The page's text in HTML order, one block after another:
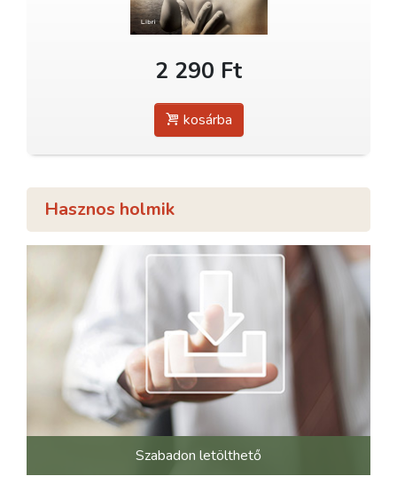
2 290 Ft
kosárba
Hasznos holmik
Szabadon letölthető